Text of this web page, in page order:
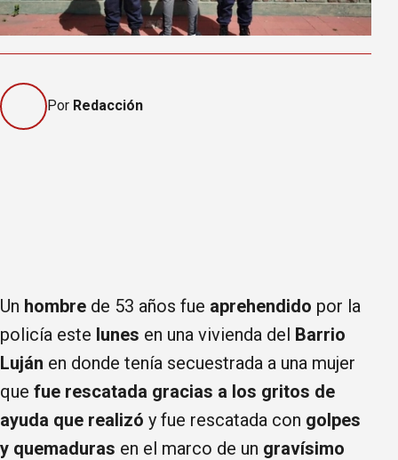
Por Redacción
Un hombre de 53 años fue aprehendido por la
policía este lunes en una vivienda del Barrio
Luján en donde tenía secuestrada a una mujer
que fue rescatada gracias a los gritos de
ayuda que realizó y fue rescatada con golpes
y quemaduras en el marco de un gravísimo